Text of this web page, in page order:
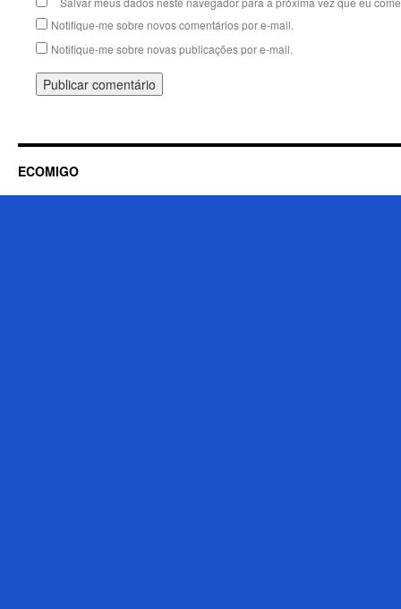
Notifique-me sobre novos comentários por e-mail.
Notifique-me sobre novas publicações por e-mail.
ECOMIGO